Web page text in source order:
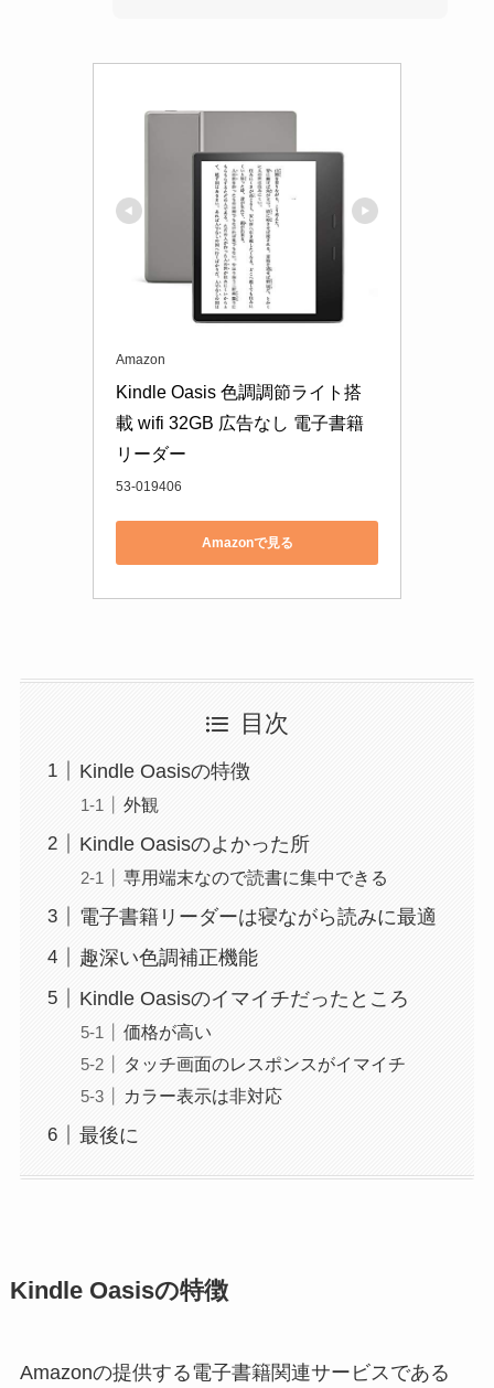
Amazon
Kindle Oasis 色調調節ライト搭
載 wifi 32GB 広告なし 電子書籍
リーダー
53-019406
Amazonで見る
目次
Kindle Oasisの特徴
外観
Kindle Oasisのよかった所
専用端末なので読書に集中できる
電子書籍リーダーは寝ながら読みに最適
趣深い色調補正機能
Kindle Oasisのイマイチだったところ
価格が高い
タッチ画面のレスポンスがイマイチ
カラー表示は非対応
最後に
Kindle Oasisの特徴
Amazonの提供する電子書籍関連サービスである